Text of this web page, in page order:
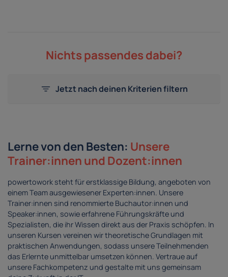
Nichts passendes dabei?
Jetzt nach deinen Kriterien filtern
Lerne von den Besten: Unsere
Trainer:innen und Dozent:innen
powertowork steht für erstklassige Bildung, angeboten von
einem Team ausgewiesener Experten:innen. Unsere
Trainer:innen sind renommierte Buchautor:innen und
Speaker:innen, sowie erfahrene Führungskräfte und
Spezialisten, die ihr Wissen direkt aus der Praxis schöpfen. In
unseren Kursen vereinen wir theoretische Grundlagen mit
praktischen Anwendungen, sodass unsere Teilnehmenden
das Erlernte unmittelbar umsetzen können. Vertraue auf
unsere Fachkompetenz und gestalte mit uns gemeinsam